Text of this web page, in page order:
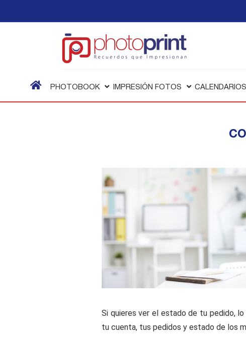
PHOTOBOOK IMPRESIÓN FOTOS CALENDARIOS
Si quieres ver el estado de tu pedido,
tu cuenta, tus pedidos y estado de los